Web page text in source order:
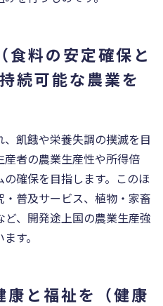
食料の安定確保と
続可能な農業を
飢餓や栄養失調の撲滅を目
者の農業生産性や所得倍
確保を目指します。このほ
普及サービス、植物・家畜
、開発途上国の農業生産強
す。
康と福祉を（健康